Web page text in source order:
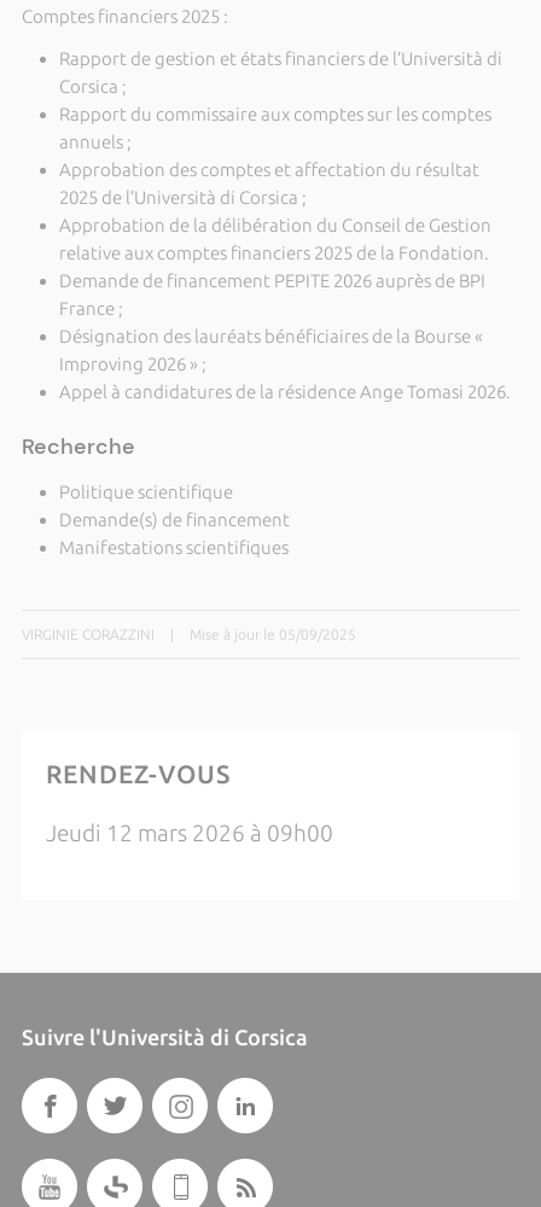
Comptes financiers 2025 :
Rapport de gestion et états financiers de l’Università di
Corsica ;
Rapport du commissaire aux comptes sur les comptes
annuels ;
Approbation des comptes et affectation du résultat
2025 de l’Università di Corsica ;
Approbation de la délibération du Conseil de Gestion
relative aux comptes financiers 2025 de la Fondation.
Demande de financement PEPITE 2026 auprès de BPI
France ;
Désignation des lauréats bénéficiaires de la Bourse «
Improving 2026 » ;
Appel à candidatures de la résidence Ange Tomasi 2026.
Recherche
Politique scientifique
Demande(s) de financement
Manifestations scientifiques
VIRGINIE CORAZZINI Mise à jour le 05/09/2025
RENDEZ-VOUS
Jeudi 12 mars 2026 à 09h00
Suivre l'Università di Corsica